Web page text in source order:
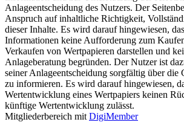
Anlageentscheidung des Nutzers. Der
Anspruch auf inhaltliche Richtigkeit,
dieser Inhalte. Es wird darauf hingewiesen,
Informationen keine Aufforderung zum
Verkaufen von Wertpapieren darstellen und
Anlageberatung begründen. Der Nutzer ist
seiner Anlageentscheidung sorgfältig über die
zu informieren. Es wird darauf hingewiesen,
Wertentwicklung eines Wertpapiers keinen
künftige Wertentwicklung zulässt.
Mitgliederbereich mit DigiMember